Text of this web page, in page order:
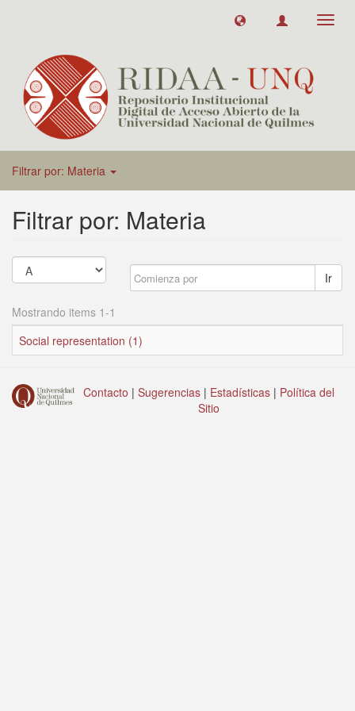
Filtrar por: Materia
Filtrar por: Materia
Ir
Mostrando items 1-1
Social representation (1)
Contacto | Sugerencias | Estadísticas | Política del
Sitio